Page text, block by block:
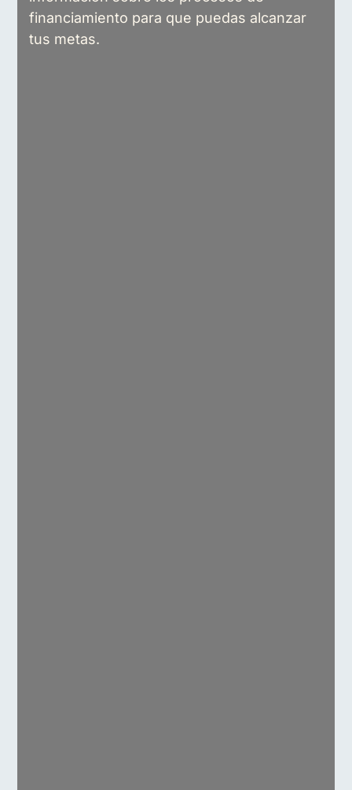
financiamiento para que puedas alcanzar
tus metas.